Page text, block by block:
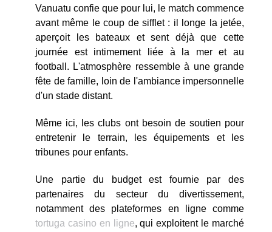
Vanuatu confie que pour lui, le match commence
avant même le coup de sifflet : il longe la jetée,
aperçoit les bateaux et sent déjà que cette
journée est intimement liée à la mer et au
football. L'atmosphère ressemble à une grande
fête de famille, loin de l'ambiance impersonnelle
d'un stade distant.
Même ici, les clubs ont besoin de soutien pour
entretenir le terrain, les équipements et les
tribunes pour enfants.
Une partie du budget est fournie par des
partenaires du secteur du divertissement,
notamment des plateformes en ligne comme
tortuga casino en ligne, qui exploitent le marché